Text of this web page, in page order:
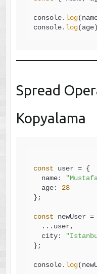
console. log
console. log
Spread
Kopyalama
const user = {
  name:
  age:
28
};
const newUser
  city:
};
console. log